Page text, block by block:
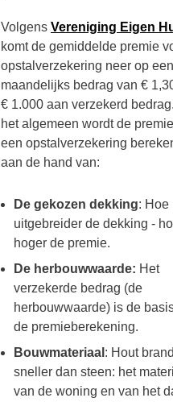
Volgens Vereniging Eigen
komt de gemiddelde premie
opstalverzekering neer op een
maandelijks bedrag van €
€ 1.000 aan verzekerd
het algemeen wordt de
een opstalverzekering
aan de hand van:
De gekozen dekking: Hoe
uitgebreider de dekking -
hoger de premie.
De herbouwwaarde: Het
verzekerde bedrag (de
herbouwwaarde) is de
de premieberekening.
Bouwmateriaal : Hout
sneller dan steen: het
van de woning en van het